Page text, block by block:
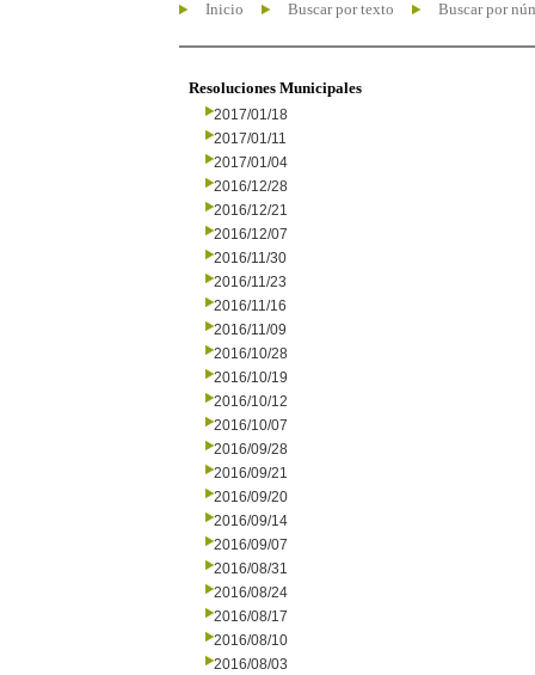
Inicio Buscar por texto Buscar por
Resoluciones Municipales
2017/01/18
2017/01/11
2017/01/04
2016/12/28
2016/12/21
2016/12/07
2016/11/30
2016/11/23
2016/11/16
2016/11/09
2016/10/28
2016/10/19
2016/10/12
2016/10/07
2016/09/28
2016/09/21
2016/09/20
2016/09/14
2016/09/07
2016/08/31
2016/08/24
2016/08/17
2016/08/10
2016/08/03